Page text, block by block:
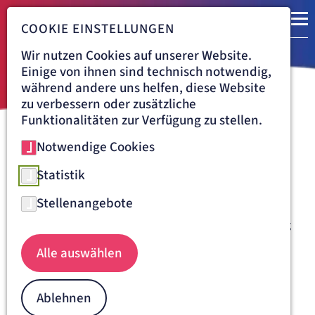
Navigationspfad
ST. JOSEFSKRANKENHAUS FREIBURG
Bewerten Sie unsere Klinik
Ihre Meinung ist uns wichtig!
Wir freuen uns über Ihr Feedback und über eine Bewertung
unserer Klinik.
WIE WÜRDEN SIE UNSERE ARBEIT BEWERTEN?
Wählen Sie eine Bewertung von 1 bis 5 Sternen. Mit den
COOKIE EINSTELLUNGEN
Wir nutzen Cookies auf unserer Website.
Einige von ihnen sind technisch notwendig,
während andere uns helfen, diese Website
zu verbessern oder zusätzliche
Funktionalitäten zur Verfügung zu stellen.
Notwendige Cookies
Statistik
Stellenangebote
Alle auswählen
Ablehnen